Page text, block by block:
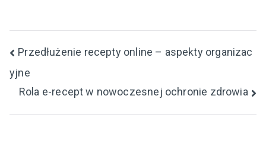
Nawigacja
wpisu
Przedłużenie recepty online – aspekty organizac
yjne
Rola e-recept w nowoczesnej ochronie zdrowia